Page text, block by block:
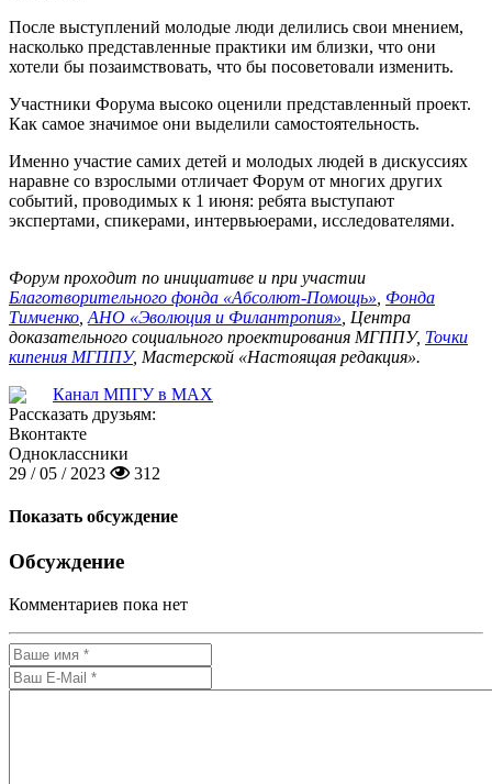
После выступлений молодые люди делились свои мнением,
насколько представленные практики им близки, что они
хотели бы позаимствовать, что бы посоветовали изменить.
Участники Форума высоко оценили представленный проект.
Как самое значимое они выделили самостоятельность.
Именно участие самих детей и молодых людей в дискуссиях
наравне со взрослыми отличает Форум от многих других
событий, проводимых к 1 июня: ребята выступают
экспертами, спикерами, интервьюерами, исследователями.
Форум проходит по инициативе и при участии
Благотворительного фонда «Абсолют-Помощь» Фонда
Тимченко АНО «Эволюция и Филантропия» , Центра
доказательного социального проектирования МГППУ, Точки
кипения МГППУ, Мастерской «Настоящая редакция».
Канал МПГУ в MAX
Рассказать друзьям:
Вконтакте
Одноклассники
29 / 05 / 2023
312
Показать обсуждение
Обсуждение
Комментариев пока нет